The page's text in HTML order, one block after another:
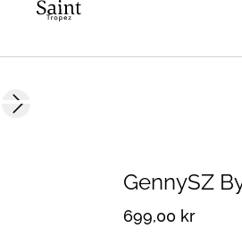
Next slide
GennySZ
699,00 kr